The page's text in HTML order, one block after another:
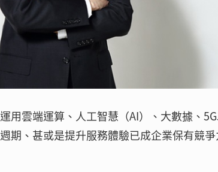
用雲端運算、人工智慧（AI）、大數據、
期、甚或是提升服務體驗已成企業保有競